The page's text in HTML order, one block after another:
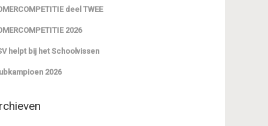
deel TWEE
2026
helpt bij het Schoolvissen
2026